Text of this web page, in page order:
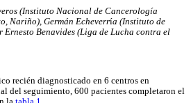
(Instituto Nacional de Cancerología
Nariño), Germán Echeverría (Instituto de
Benavides (Liga de Lucha contra el
recién diagnosticado en 6 centros en
del seguimiento, 600 pacientes completaron el